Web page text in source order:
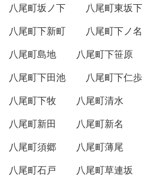
八尾町坂ノ下
八尾町東坂下
八尾町下新町
八尾町下ノ名
八尾町島地
八尾町下笹原
八尾町下田池
八尾町下仁歩
八尾町下牧
八尾町清水
八尾町新田
八尾町新名
八尾町須郷
八尾町薄尾
八尾町石戸
八尾町草連坂